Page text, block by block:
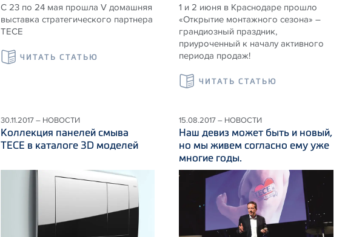
С 23 по 24 мая прошла V домашняя
выставка стратегического партнера
ТЕСЕ
ЧИТАТЬ СТАТЬЮ
1 и 2 июня в Краснодаре прошло
«Открытие монтажного сезона» –
грандиозный праздник,
приуроченный к началу активного
периода продаж!
ЧИТАТЬ СТАТЬЮ
30.11.2017 – НОВОСТИ
Коллекция панелей смыва
ТЕСЕ в каталоге 3D моделей
15.08.2017 – НОВОСТИ
Наш девиз может быть и новый,
но мы живем согласно ему уже
многие годы.